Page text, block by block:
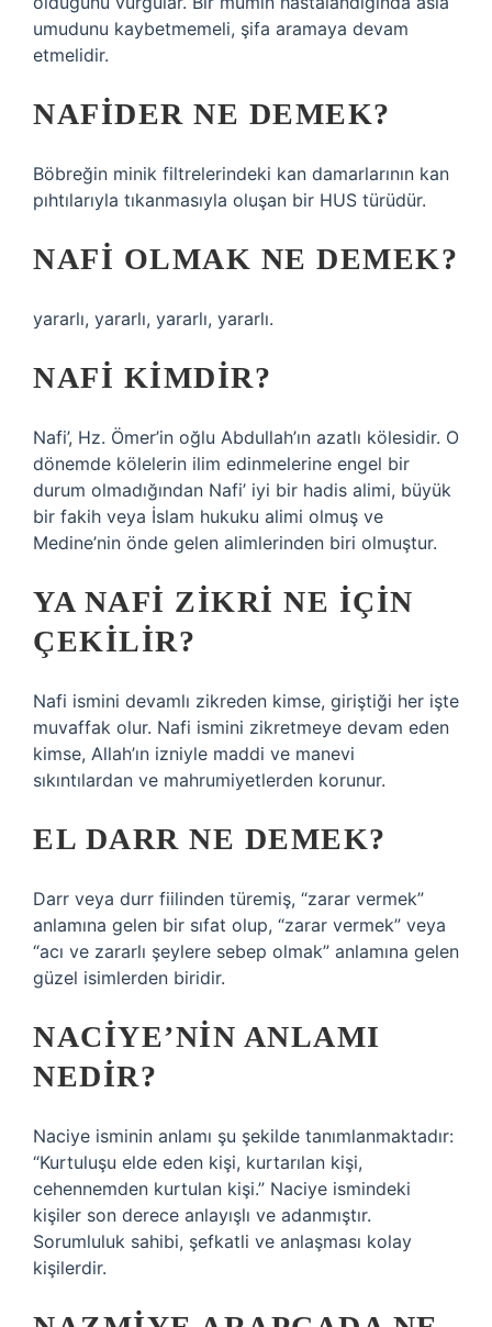
umudunu kaybetmemeli, şifa aramaya devam
etmelidir.
NAFIDER NE DEMEK?
Böbreğin minik filtrelerindeki kan damarlarının kan
pıhtılarıyla tıkanmasıyla oluşan bir HUS türüdür.
NAFI OLMAK NE DEMEK?
yararlı, yararlı, yararlı, yararlı.
NAFI KIMDIR?
Nafi’, Hz. Ömer’in oğlu Abdullah’ın azatlı kölesidir. O
dönemde kölelerin ilim edinmelerine engel bir
durum olmadığından Nafi’ iyi bir hadis alimi, büyük
bir fakih veya İslam hukuku alimi olmuş ve
Medine’nin önde gelen alimlerinden biri olmuştur.
YA NAFI ZIKRI NE IÇIN
ÇEKILIR?
Nafi ismini devamlı zikreden kimse, giriştiği her işte
muvaffak olur. Nafi ismini zikretmeye devam eden
kimse, Allah’ın izniyle maddi ve manevi
sıkıntılardan ve mahrumiyetlerden korunur.
EL DARR NE DEMEK?
Darr veya durr fiilinden türemiş, “zarar vermek”
anlamına gelen bir sıfat olup, “zarar vermek” veya
“acı ve zararlı şeylere sebep olmak” anlamına gelen
güzel isimlerden biridir.
NACIYE’NIN ANLAMI
NEDIR?
Naciye isminin anlamı şu şekilde tanımlanmaktadır:
“Kurtuluşu elde eden kişi, kurtarılan kişi,
cehennemden kurtulan kişi.” Naciye ismindeki
kişiler son derece anlayışlı ve adanmıştır.
Sorumluluk sahibi, şefkatli ve anlaşması kolay
kişilerdir.